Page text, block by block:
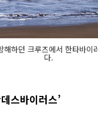
해하던 크루즈에서 한타바이
다.
스바이러스’